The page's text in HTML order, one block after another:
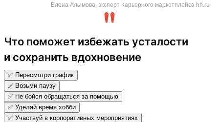
Елена Алымова, эксперт Карьерного маркетплейса hh.ru
Что поможет избежать усталости
и сохранить вдохновение
✅ Пересмотри график
✅ Возьми паузу
✅ Не бойся обращаться за помощью
✅ Уделяй время хобби
✅ Участвуй в корпоративных мероприятиях